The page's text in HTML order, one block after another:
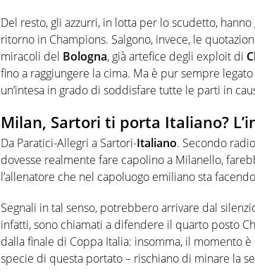
Del resto, gli azzurri, in lotta per lo scudetto,
ritorno in Champions. Salgono, invece, le
miracoli del Bologna, già artefice degli exploit di
fino a raggiungere la cima. Ma è pur sempre
un’intesa in grado di soddisfare tutte le parti in
Milan, Sartori ti porta Italiano?
Da Paratici-Allegri a Sartori-Italiano. Secondo
dovesse realmente fare capolino a Milanello,
l’allenatore che nel capoluogo emiliano sta
Segnali in tal senso, potrebbero arrivare dal
infatti, sono chiamati a difendere il quarto posto
dalla finale di Coppa Italia: insomma, il momento
specie di questa portato – rischiano di minare la